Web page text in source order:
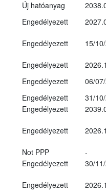
Új hatóanyag
Engedélyezett
Engedélyezett 15/
Engedélyezett
Engedélyezett
06/
Engedélyezett
31/
Engedélyezett
Engedélyezett
Not PPP
-
Engedélyezett
30/
Engedélyezett